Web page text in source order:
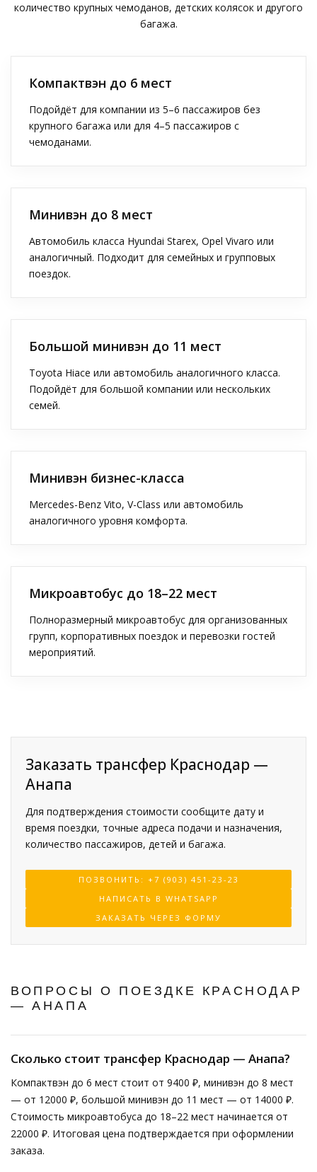
количество крупных чемоданов, детских колясок и другого
багажа.
Компактвэн до 6 мест
Подойдёт для компании из 5–6 пассажиров без
крупного багажа или для 4–5 пассажиров с
чемоданами.
Минивэн до 8 мест
Автомобиль класса Hyundai Starex, Opel Vivaro или
аналогичный. Подходит для семейных и групповых
поездок.
Большой минивэн до 11 мест
Toyota Hiace или автомобиль аналогичного класса.
Подойдёт для большой компании или нескольких
семей.
Минивэн бизнес-класса
Mercedes-Benz Vito, V-Class или автомобиль
аналогичного уровня комфорта.
Микроавтобус до 18–22 мест
Полноразмерный микроавтобус для организованных
групп, корпоративных поездок и перевозки гостей
мероприятий.
Заказать трансфер Краснодар —
Анапа
Для подтверждения стоимости сообщите дату и
время поездки, точные адреса подачи и назначения,
количество пассажиров, детей и багажа.
ПОЗВОНИТЬ: +7 (903) 451-23-23
НАПИСАТЬ В WHATSAPP
ЗАКАЗАТЬ ЧЕРЕЗ ФОРМУ
ВОПРОСЫ О ПОЕЗДКЕ КРАСНОДАР
— АНАПА
Сколько стоит трансфер Краснодар — Анапа?
Компактвэн до 6 мест стоит от 9400 ₽, минивэн до 8 мест
— от 12000 ₽, большой минивэн до 11 мест — от 14000 ₽.
Стоимость микроавтобуса до 18–22 мест начинается от
22000 ₽. Итоговая цена подтверждается при оформлении
заказа.